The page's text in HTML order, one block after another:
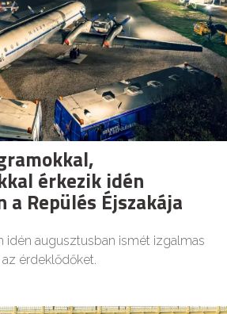
érkezik idén
a Repülés Éjszakája
idén augusztusban ismét izgalmas
érdeklődőket.